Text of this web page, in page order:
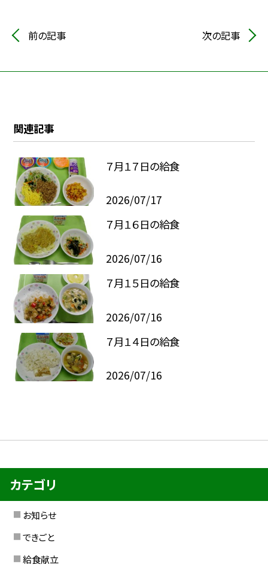
前の記事 次の記事
関連記事
７月１７日の給食
2026/07/17
７月１６日の給食
2026/07/16
７月１５日の給食
2026/07/16
７月１４日の給食
2026/07/16
カテゴリ
お知らせ
できごと
給食献立